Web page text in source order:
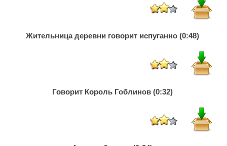
Жительница деревни говорит испуганно (0:48)
Говорит Король Гоблинов (0:32)